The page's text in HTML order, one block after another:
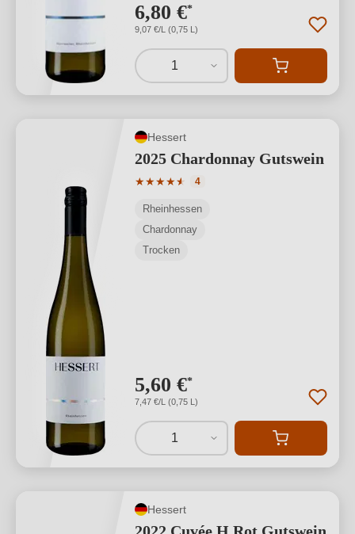
6,80 €*
9,07 €/L (0,75 L)
1
Hessert
2025 Chardonnay Gutswein
★★★★★
★
Durchschnittliche Bewertung von 4.25
4
Rheinhessen
Chardonnay
Trocken
5,60 €*
7,47 €/L (0,75 L)
1
Hessert